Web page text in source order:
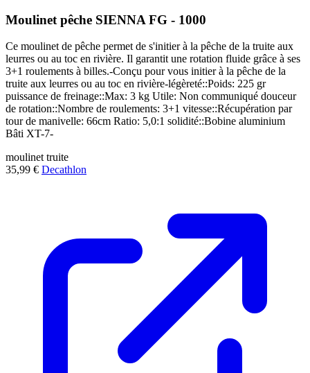
Moulinet pêche SIENNA FG - 1000
Ce moulinet de pêche permet de s'initier à la pêche de la truite aux
leurres ou au toc en rivière. Il garantit une rotation fluide grâce à ses
3+1 roulements à billes.-Conçu pour vous initier à la pêche de la
truite aux leurres ou au toc en rivière-légèreté::Poids: 225 gr
puissance de freinage::Max: 3 kg Utile: Non communiqué douceur
de rotation::Nombre de roulements: 3+1 vitesse::Récupération par
tour de manivelle: 66cm Ratio: 5,0:1 solidité::Bobine aluminium
Bâti XT-7-
moulinet truite
35,99 € Decathlon